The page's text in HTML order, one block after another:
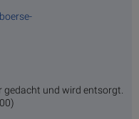
gedacht und wird entsorgt.